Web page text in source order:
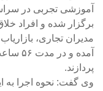
آموزشی تجربی در
برگزار شده و افراد
مدیران تجاری،
آمده
پردازند.
وی گفت: نحوه اجرا به